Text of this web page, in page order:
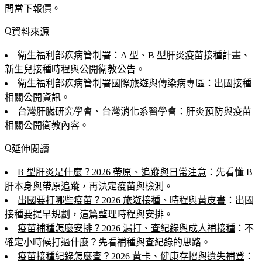
問當下報價。
資料來源
衛生福利部疾病管制署：A 型、B 型肝炎疫苗接種計畫、
新生兒接種時程與公開衛教公告。
衛生福利部疾病管制署國際旅遊與傳染病專區：出國接種
相關公開資訊。
台灣肝臟研究學會、台灣消化系醫學會：肝炎預防與疫苗
相關公開衛教內容。
延伸閱讀
B 型肝炎是什麼？2026 帶原、追蹤與日常注意 ：先看懂 B
肝本身與帶原追蹤，再決定疫苗與檢測。
出國要打哪些疫苗？2026 旅遊接種、時程與黃皮書 ：出國
接種要提早規劃，這篇整理時程與安排。
疫苗補種怎麼安排？2026 漏打、查紀錄與成人補接種 ：不
確定小時候打過什麼？先看補種與查紀錄的思路。
疫苗接種紀錄怎麼查？2026 黃卡、健康存摺與遺失補登 ：